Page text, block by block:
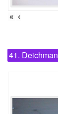
« ‹
41. Deichman